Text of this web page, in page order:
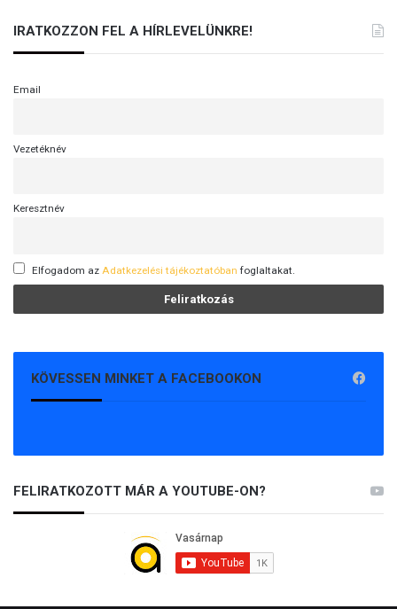
IRATKOZZON FEL A HÍRLEVELÜNKRE!
Email
Vezetéknév
Keresztnév
Elfogadom az Adatkezelési tájékoztatóban foglaltakat.
KÖVESSEN MINKET A FACEBOOKON
FELIRATKOZOTT MÁR A YOUTUBE-ON?